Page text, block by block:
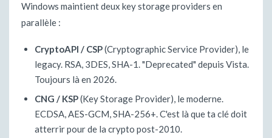
Windows maintient deux key storage providers en
parallèle :
CryptoAPI / CSP(Cryptographic Service Provider), le
legacy. RSA, 3DES, SHA-1. "Deprecated" depuis Vista.
Toujours là en 2026.
CNG / KSP(Key Storage Provider), le moderne.
ECDSA, AES-GCM, SHA-256+. C'est là que ta clé doit
atterrir pour de la crypto post-2010.